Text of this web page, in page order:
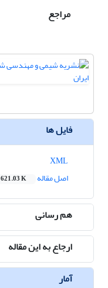
مراجع
فایل ها
اصل مقاله
621.03 K
هم رسانی
ارجاع به این مقاله
آمار